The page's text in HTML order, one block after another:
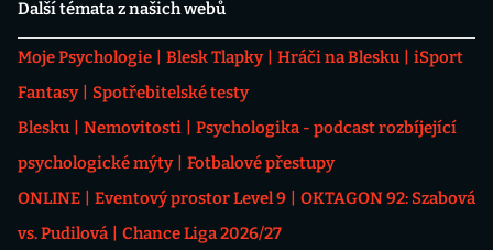
Další témata z našich webů
Moje Psychologie Blesk Tlapky Hráči na Blesku
iSport
Fantasy
Spotřebitelské testy
Blesku
Nemovitosti
Psychologika - podcast rozbíjející
psychologické mýty
Fotbalové přestupy
ONLINE
Eventový prostor Level 9
OKTAGON 92: Szabová
vs. Pudilová
Chance Liga 2026/27